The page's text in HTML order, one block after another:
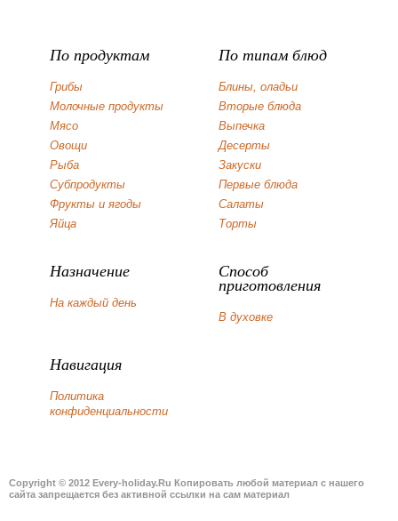
По продуктам
Грибы
Молочные продукты
Мясо
Овощи
Рыба
Субпродукты
Фрукты и ягоды
Яйца
По типам блюд
Блины, оладьи
Вторые блюда
Выпечка
Десерты
Закуски
Первые блюда
Салаты
Торты
Назначение
На каждый день
Способ
приготовления
В духовке
Навигация
Политика
конфиденциальности
Copyright © 2012 Every-holiday.Ru Копировать любой материал с нашего
сайта запрещается без активной ссылки на сам материал